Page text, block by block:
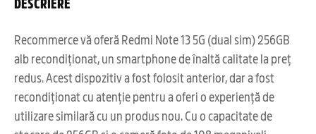
Recommerce vă oferă Redmi Note 13 5G (dual sim) 256GB
alb recondiționat, un smartphone de înaltă calitate la preț
redus. Acest dispozitiv a fost folosit anterior, dar a fost
recondiționat cu atenție pentru a oferi o experiență de
utilizare similară cu un produs nou. Cu o capacitate de